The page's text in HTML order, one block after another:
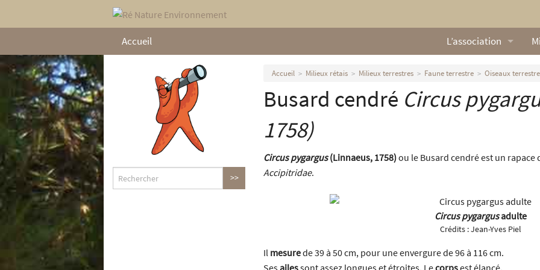
Accueil L’association
Qui sommes nous ?
Nos missions
Nous contacter
Actualités
Accueil Milieux rétais Milieux terrestres Faune terrestre Oiseaux
Busard cendré Circus
1758)
Circus pygargus(Linnaeus, 1758)ou le Busard cendré est un
Accipitridae.
Circus pygargusadulte
Crédits :Jean-Yves Piel
Il mesurede 39 à 50 cm, pour une envergure de 96 à 116 cm.
Ses ailessont assez longues et étroites. Lecorpsest élancé.